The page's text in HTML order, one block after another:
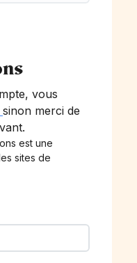
vous
sinon merci de
est une
sites de